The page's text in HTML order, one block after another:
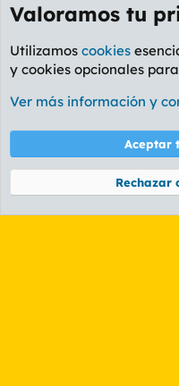
Etiquetas
Cookies
PL
Términos y
Community platform by XenForo®
Valoramos tu
Utilizamos cookies
y cookies opcionales
Ver más información y
Aceptar
Rechazar